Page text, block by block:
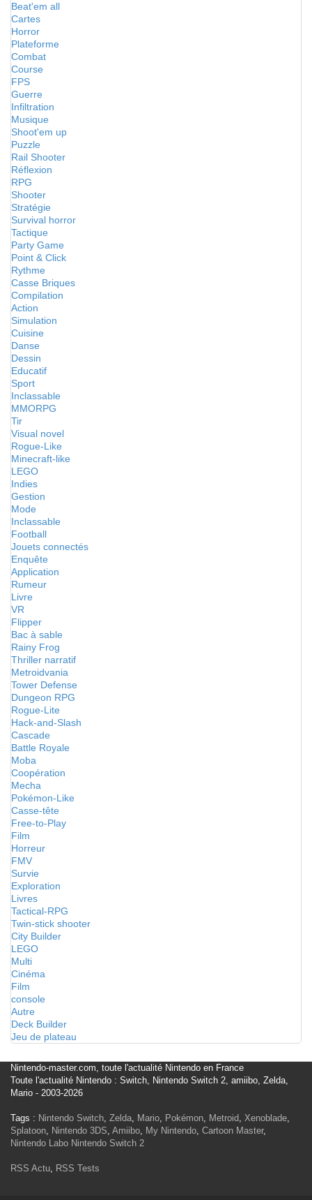
Beat'em all
Cartes
Horror
Plateforme
Combat
Course
FPS
Guerre
Infiltration
Musique
Shoot'em up
Puzzle
Rail Shooter
Réflexion
RPG
Shooter
Stratégie
Survival horror
Tactique
Party Game
Point & Click
Rythme
Casse Briques
Compilation
Action
Simulation
Cuisine
Danse
Dessin
Educatif
Sport
Inclassable
MMORPG
Tir
Visual novel
Rogue-Like
Minecraft-like
LEGO
Indies
Gestion
Mode
Inclassable
Football
Jouets connectés
Enquête
Application
Rumeur
Livre
VR
Flipper
Bac à sable
Rainy Frog
Thriller narratif
Metroidvania
Tower Defense
Dungeon RPG
Rogue-Lite
Hack-and-Slash
Cascade
Battle Royale
Moba
Coopération
Mecha
Pokémon-Like
Casse-tête
Free-to-Play
Film
Horreur
FMV
Survie
Exploration
Livres
Tactical-RPG
Twin-stick shooter
City Builder
LEGO
Multi
Cinéma
Film
console
Autre
Deck Builder
Jeu de plateau
Nintendo-master.com, toute l'actualité Nintendo en France
Toute l'actualité Nintendo : Switch, Nintendo Switch 2, amiibo, Zelda,
Mario - 2003-2026
Tags : Nintendo Switch, Zelda, Mario, Pokémon, Metroid, Xenoblade,
Splatoon, Nintendo 3DS, Amiibo, My Nintendo, Cartoon Master,
Nintendo Labo Nintendo Switch 2
RSS Actu, RSS Tests